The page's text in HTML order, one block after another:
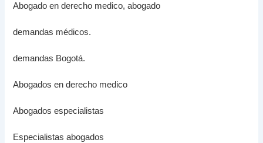
Abogado en derecho medico, abogado
demandas médicos.
demandas Bogotá.
Abogados en derecho medico
Abogados especialistas
Especialistas abogados